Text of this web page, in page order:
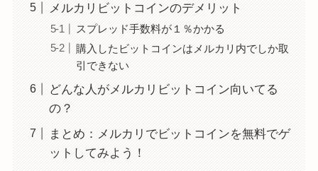
メルカリビットコインのデメリット
スプレッド手数料が１％かかる
購入したビットコインはメルカリ内でしか取
引できない
どんな人がメルカリビットコイン向いてる
の？
まとめ：メルカリでビットコインを無料でゲ
ットしてみよう！